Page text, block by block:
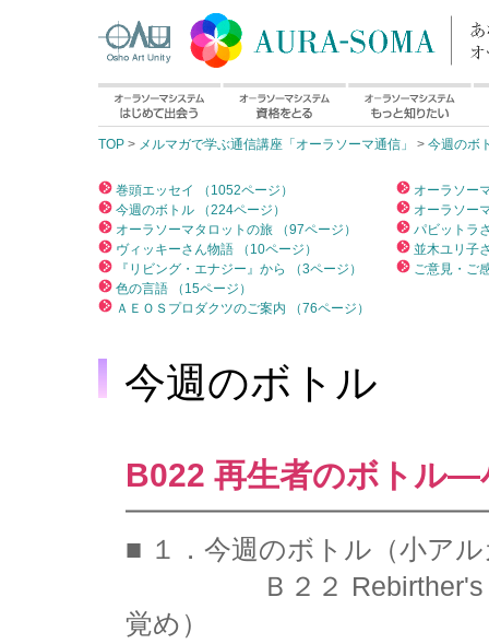
TOP > メルマガで学ぶ通信講座「オーラソーマ通信」 > 今週のボ
巻頭エッセイ （1052ページ）
今週のボトル （224ページ）
オーラソーマタロットの旅 （97ページ）
ヴィッキーさん物語 （10ページ）
『リビング・エナジー』から （3ページ）
色の言語 （15ページ）
ＡＥＯＳプロダクツのご案内 （76ページ）
オーラソー
オーラソー
パビットラ
並木ユリ子
ご意見・ご
今週のボトル
B022 再生者のボトル—
■ １．今週のボトル（小ア
Ｂ２２ Rebirther's
覚め）